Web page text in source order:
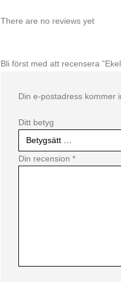
There are no reviews yet
Bli först med att recensera
Din e-postadress kommer
Ditt betyg
Din recension *